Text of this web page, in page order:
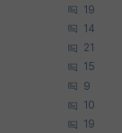
19
14
21
15
9
10
19